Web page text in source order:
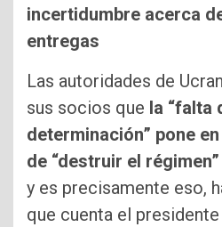
incertidumbre acerca
entregas
Las autoridades de
sus socios que la “falta
determinación” pone
de “destruir el
y es precisamente eso,
que cuenta el